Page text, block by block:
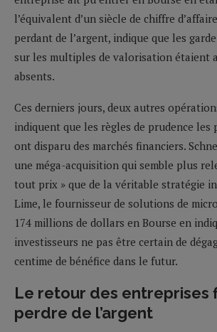
l’équivalent d’un siècle de chiffre
perdant de l’argent, indique que les
sur les multiples de valorisation étaient
absents.
Ces derniers jours, deux autres
indiquent que les règles de prudence les
ont disparu des marchés financiers.
une méga-acquisition qui semble plus
tout prix » que de la véritable stratégie
Lime, le fournisseur de solutions de
174 millions de dollars en Bourse en
investisseurs ne pas être certain de
centime de bénéfice dans le futur.
Le retour des entreprises
perdre de l’argent